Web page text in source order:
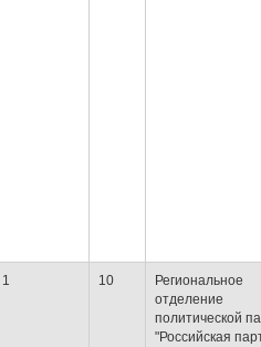
1 10
Региональное
отделение
политической
"Российская